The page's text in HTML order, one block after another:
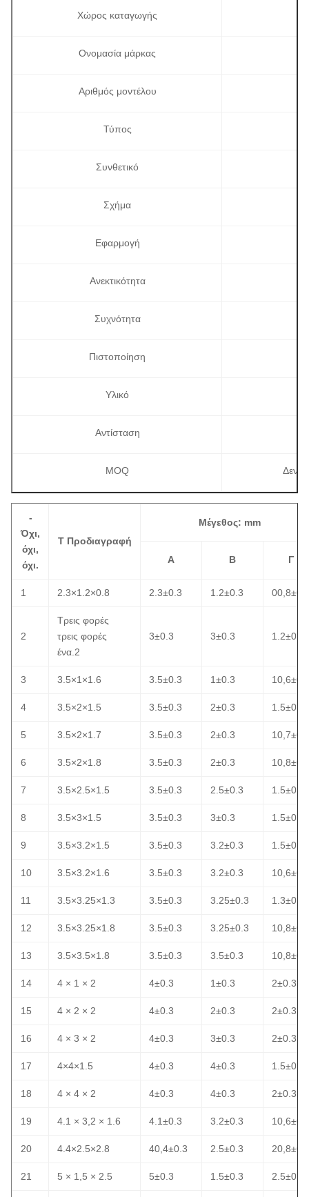
Χώρος καταγωγής
Ονομασία μάρκας
Αριθμός μοντέλου
Τύπος
Συνθετικό
Σχήμα
Εφαρμογή
Ανεκτικότητα
Συχνότητα
Πιστοποίηση
Υλικό
Αντίσταση
MOQ Δεν
-
Όχι,
όχι,
όχι.
Τ Προδιαγραφή
Μέγεθος: mm
Α Β Γ
1 2.3×1.2×0.8 2.3±0.3 1.2±0.3
2
Τρεις φορές
τρεις φορές
ένα.2
3±0.3 3±0.3 1.2±0.3
3 3.5×1×1.6 3.5±0.3 1±0.3
4 3.5×2×1.5 3.5±0.3 2±0.3 1.5±0.3
5 3.5×2×1.7 3.5±0.3 2±0.3
6 3.5×2×1.8 3.5±0.3 2±0.3
7 3.5×2.5×1.5 3.5±0.3 2.5±0.3 1.5±0.3
8 3.5×3×1.5 3.5±0.3 3±0.3 1.5±0.3
9 3.5×3.2×1.5 3.5±0.3 3.2±0.3 1.5±0.3
10 3.5×3.2×1.6 3.5±0.3 3.2±0.3
11 3.5×3.25×1.3 3.5±0.3 3.25±0.3 1.3±0.3
12 3.5×3.25×1.8 3.5±0.3 3.25±0.3
13 3.5×3.5×1.8 3.5±0.3 3.5±0.3
14 4 × 1 × 2 4±0.3 1±0.3 2±0.3
15 4 × 2 × 2 4±0.3 2±0.3 2±0.3
16 4 × 3 × 2 4±0.3 3±0.3 2±0.3
17 4×4×1.5 4±0.3 4±0.3 1.5±0.3
18 4 × 4 × 2 4±0.3 4±0.3 2±0.3
19 4.1 × 3,2 × 1.6 4.1±0.3 3.2±0.3
20 4.4×2.5×2.8 40,4±0.3 2.5±0.3
21 5 × 1,5 × 2.5 5±0.3 1.5±0.3 2.5±0.3